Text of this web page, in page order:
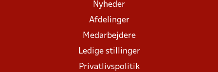
Nyheder
Afdelinger
Medarbejdere
Ledige stillinger
Privatlivspolitik